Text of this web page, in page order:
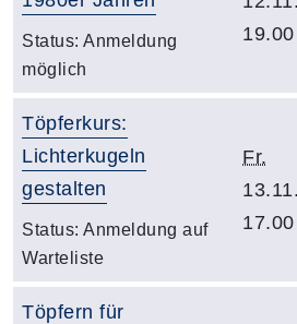
Status: Anmeldung
möglich
Töpferkurs:
Lichterkugeln
gestalten
Status: Anmeldung auf
Warteliste
Fr.
Töpfern für